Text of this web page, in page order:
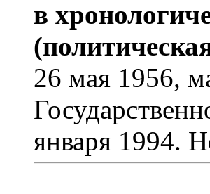
в
26 мая 1956,
января 1994.